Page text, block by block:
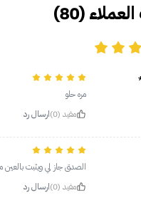
(80)
مره حلو
مفيد (0)
ارسال رد
الصدق جاز لي ويثبت بالعين
مفيد (0)
ارسال رد